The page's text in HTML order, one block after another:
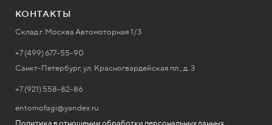
КОНТАКТЫ
Склад г. Москва Автомоторная 1/3
+7 (499) 677-55-90
Санкт-Петербург, ул. Красногвардейская пл., д. 3
+7 (921) 558-82-86
entomofagi@yandex.ru
Политика в отношении обработки персональных данных